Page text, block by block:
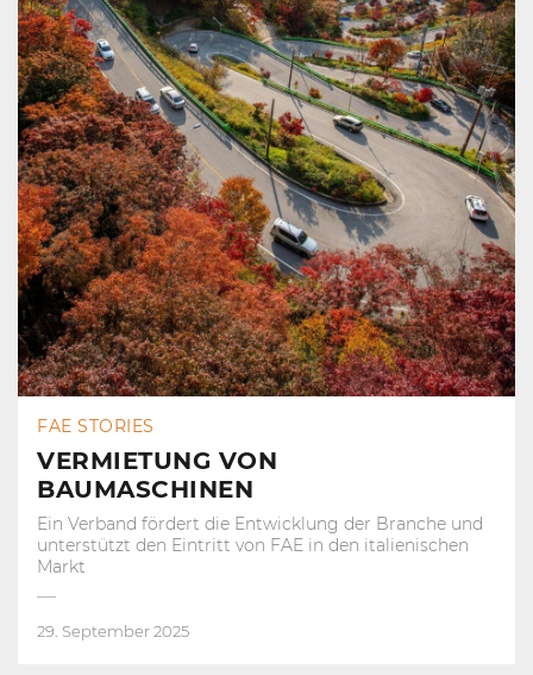
FAE STORIES
VERMIETUNG VON
BAUMASCHINEN
Ein Verband fördert die Entwicklung der Branche und
unterstützt den Eintritt von FAE in den italienischen
Markt
29. September 2025